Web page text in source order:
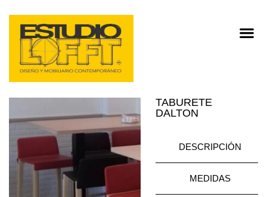
TABURETE
DALTON
DESCRIPCIÓN
MEDIDAS